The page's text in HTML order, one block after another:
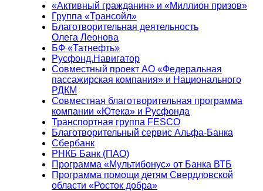
«Активный гражданин» и «Миллион призов»
Группа «Трансойл»
Благотворительная деятельность
Олега Леонова
БФ «Татнефть»
Русфонд.Навигатор
Совместный проект АО «Федеральная
пассажирская компания» и Национального
РДКМ
Совместная благотворительная программа
компании «Ютека» и Русфонда
Транспортная группа FESCO
Благотворительный сервис Альфа-Банка
Сбербанк
РНКБ Банк (ПАО)
Программа «Мультибонус» от Банка ВТБ
Программа помощи детям Свердловской
области «Росток добра»